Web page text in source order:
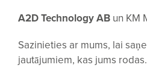
A2D Technology AB un KM
Sazinieties ar mums, lai
jautājumiem, kas jums rodas.